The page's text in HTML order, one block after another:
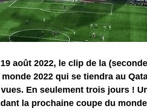
août 2022, le clip de la
2022 qui se tiendra au
En seulement trois jours !
la prochaine coupe du